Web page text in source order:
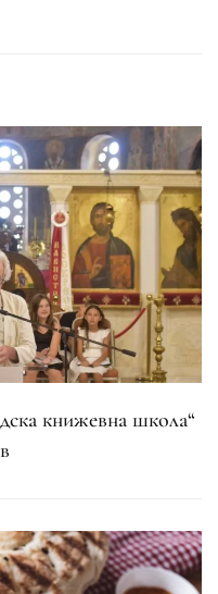
книжевна школа“